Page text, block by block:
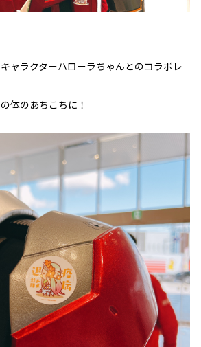
ャラクターハローラちゃんとのコラボレ
体のあちこちに！